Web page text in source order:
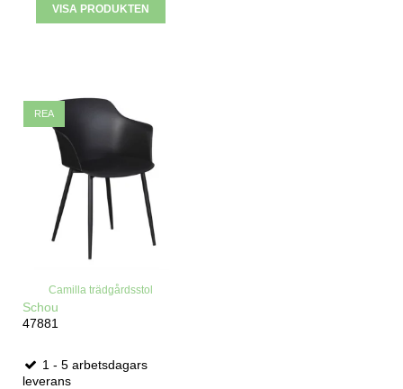
VISA PRODUKTEN
REA
Camilla trädgårdsstol
Schou
47881
1 - 5 arbetsdagars
leverans